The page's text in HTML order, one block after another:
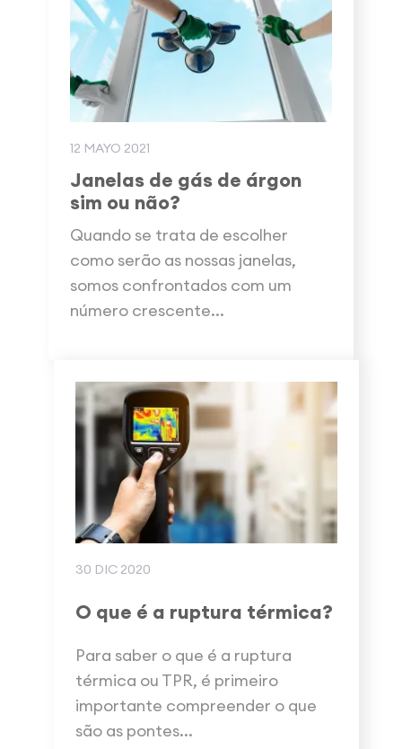
12 MAYO 2021
Janelas de gás de árgon
sim ou não?
Quando se trata de escolher
como serão as nossas janelas,
somos confrontados com um
número crescente...
30 DIC 2020
O que é a ruptura térmica?
Para saber o que é a ruptura
térmica ou TPR, é primeiro
importante compreender o que
são as pontes...